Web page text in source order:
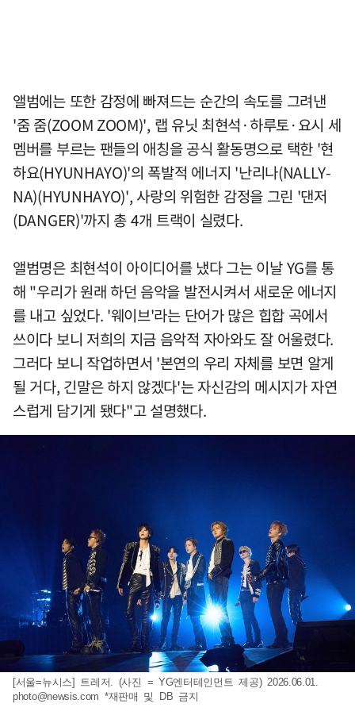
앨범에는 또한 감정에 빠져드는 순간의 속도를 그려낸
'줌 줌(ZOOM ZOOM)', 랩 유닛 최현석·하루토·요시 세
멤버를 부르는 팬들의 애칭을 공식 활동명으로 택한 '현
하요(HYUNHAYO)'의 폭발적 에너지 '난리나(NALLY-
NA)(HYUNHAYO)', 사랑의 위험한 감정을 그린 '댄저
(DANGER)'까지 총 4개 트랙이 실렸다.
앨범명은 최현석이 아이디어를 냈다 그는 이날 YG를 통
해 "우리가 원래 하던 음악을 발전시켜서 새로운 에너지
를 내고 싶었다. '웨이브'라는 단어가 많은 힙합 곡에서
쓰이다 보니 저희의 지금 음악적 자아와도 잘 어울렸다.
그러다 보니 작업하면서 '본연의 우리 자체를 보면 알게
될 거다, 긴말은 하지 않겠다'는 자신감의 메시지가 자연
스럽게 담기게 됐다"고 설명했다.
[서울=뉴시스] 트레저. (사진 = YG엔터테인먼트 제공) 2026.06.01.
photo@newsis.com *재판매 및 DB 금지